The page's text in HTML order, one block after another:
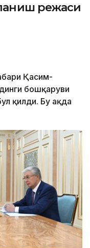
режаси
Қасим-
бошқаруви
қилди. Бу ҳақда